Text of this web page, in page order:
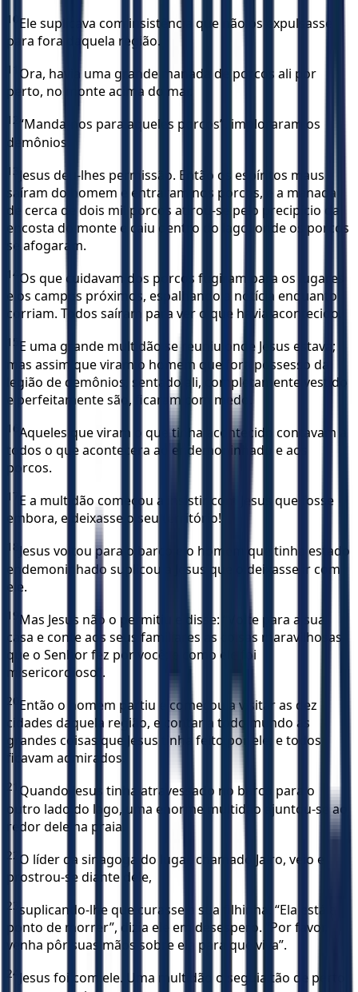
10 Ele suplicava com insistência que não os expulsasse
para fora daquela região.
11
Ora, havia uma grande manada de porcos ali por
perto, no monte acima do mar.
12 “Manda-nos para aqueles porcos”, imploraram os
demônios.
13 Jesus deu-lhes permissão. Então os espíritos maus
saíram do homem e entraram nos porcos, e a manada
de cerca de dois mil porcos atirou-se pelo precipício da
encosta do monte e caiu dentro do lago, onde os porcos
se afogaram.
14 Os que cuidavam dos porcos fugiram para os lugares
e os campos próximos, espalhando a notícia enquanto
corriam. Todos saíram para ver o que havia acontecido.
15 E uma grande multidão se reuniu onde Jesus estava;
mas assim que viram o homem que fora possesso da
legião de demônios, sentado ali, completamente vestido
e perfeitamente são, ficaram com medo.
16 Aqueles que viram o que tinha acontecido contavam a
todos o que acontecera ao endemoninhado e aos
porcos.
17 E a multidão começou a insistir com Jesus que fosse
embora, e deixasse o seu território!
18 Jesus voltou para o barco e o homem que tinha estado
endemoninhado suplicou a Jesus que o deixasse ir com
ele.
19 Mas Jesus não o permitiu e disse: “Volte para a sua
casa e conte aos seus familiares as coisas maravilhosas
que o Senhor fez por você; e como ele foi
misericordioso”.
20 Então o homem partiu e começou a visitar as dez
cidades daquela região, e contar a todo mundo as
grandes coisas que Jesus tinha feito por ele; e todos
ficavam admirados.
21
Quando Jesus tinha atravessado no barco para o
outro lado do lago, uma enorme multidão ajuntou-se ao
redor dele na praia.
22 O líder da sinagoga do lugar, chamado Jairo, veio e
prostrou-se diante dele,
23 suplicando-lhe que curasse a sua filhinha. “Ela está a
ponto de morrer”, dizia ele em desespero. “Por favor,
venha pôr suas mãos sobre ela para que viva”.
24 Jesus foi com ele. Uma multidão o seguia tão de perto